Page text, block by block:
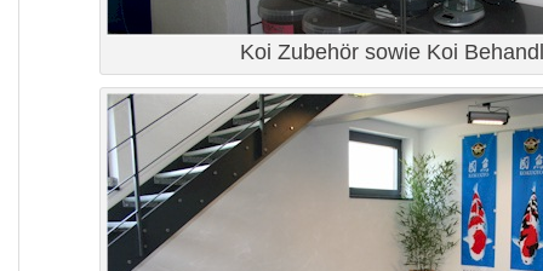
Koi Zubehör sowie Koi